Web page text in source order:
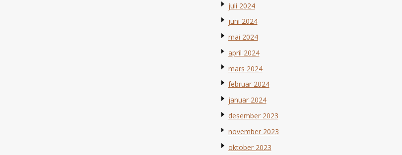
juli 2024
juni 2024
mai 2024
april 2024
mars 2024
februar 2024
januar 2024
desember 2023
november 2023
oktober 2023